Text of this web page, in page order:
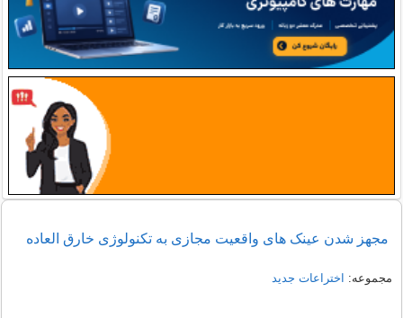
مجهز شدن عینک های واقعیت مجازی به تکنولوژی خارق العاده
مجموعه: اختراعات جدید